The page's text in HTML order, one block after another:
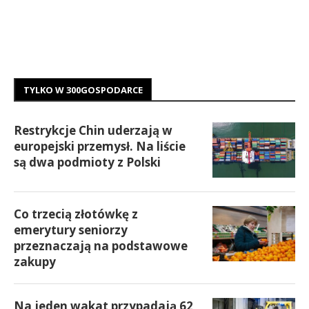
TYLKO W 300GOSPODARCE
Restrykcje Chin uderzają w
europejski przemysł. Na liście
są dwa podmioty z Polski
Co trzecią złotówkę z
emerytury seniorzy
przeznaczają na podstawowe
zakupy
Na jeden wakat przypadają 62